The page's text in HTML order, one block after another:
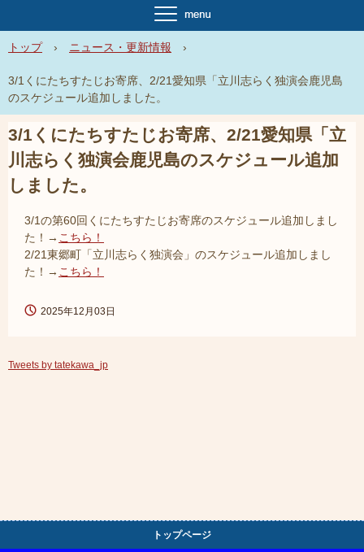
トップ › ニュース・更新情報 ›
3/1くにたちすたじお寄席、2/21愛知県「立川志らく独演会鹿児島
のスケジュール追加しました。
3/1くにたちすたじお寄席、2/21愛知県「立
川志らく独演会鹿児島のスケジュール追加
しました。
3/1の第60回くにたちすたじお寄席のスケジュール追加しまし
た！→ こちら！
2/21東郷町「立川志らく独演会」のスケジュール追加しまし
た！→ こちら！
2025年12月03日
Tweets by tatekawa_jp
トップページ